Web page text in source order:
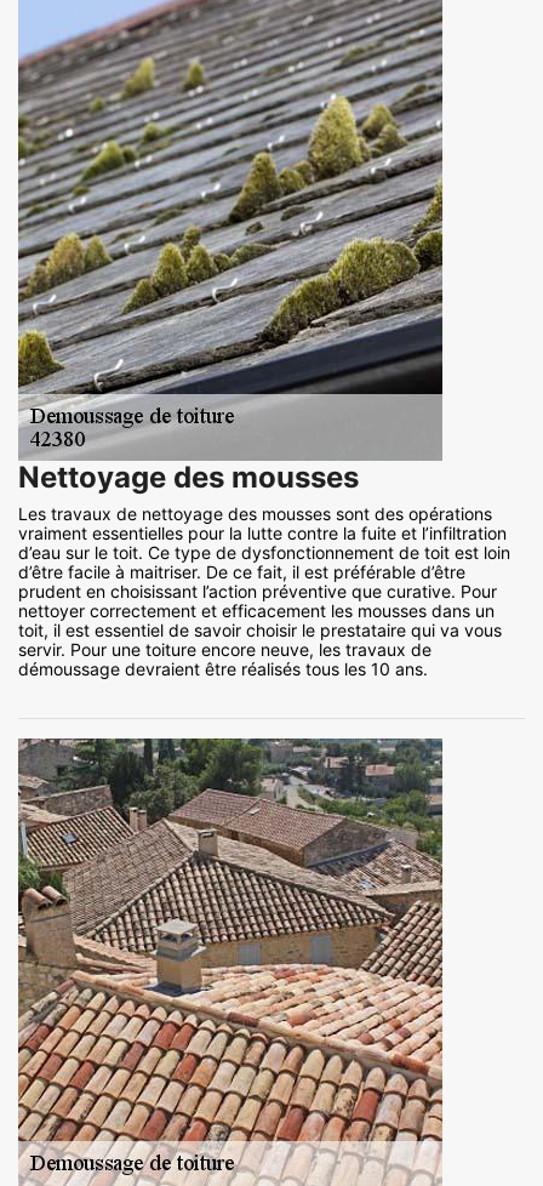
Nettoyage des mousses
Les travaux de nettoyage des mousses sont des opérations
vraiment essentielles pour la lutte contre la fuite et l’infiltration
d’eau sur le toit. Ce type de dysfonctionnement de toit est loin
d’être facile à maitriser. De ce fait, il est préférable d’être
prudent en choisissant l’action préventive que curative. Pour
nettoyer correctement et efficacement les mousses dans un
toit, il est essentiel de savoir choisir le prestataire qui va vous
servir. Pour une toiture encore neuve, les travaux de
démoussage devraient être réalisés tous les 10 ans.